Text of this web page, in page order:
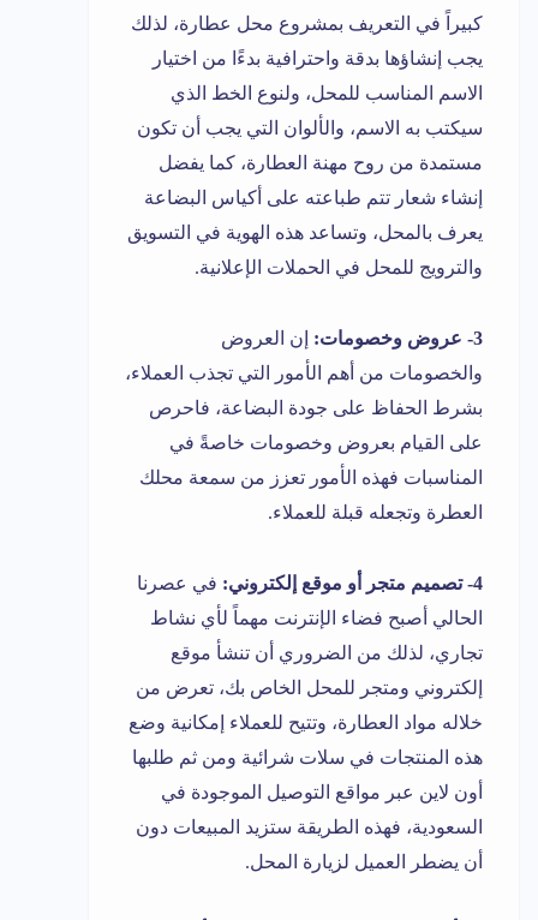
كبيراً في التعريف بمشروع محل عطارة، لذلك
يجب إنشاؤها بدقة واحترافية بدءًا من اختيار
الاسم المناسب للمحل، ولنوع الخط الذي
سيكتب به الاسم، والألوان التي يجب أن تكون
مستمدة من روح مهنة العطارة، كما يفضل
إنشاء شعار تتم طباعته على أكياس البضاعة
يعرف بالمحل، وتساعد هذه الهوية في التسويق
والترويج للمحل في الحملات الإعلانية.
3- عروض وخصومات:
إن العروض
والخصومات من أهم الأمور التي تجذب العملاء،
بشرط الحفاظ على جودة البضاعة، فاحرص
على القيام بعروض وخصومات خاصةً في
المناسبات فهذه الأمور تعزز من سمعة محلك
العطرة وتجعله قبلة للعملاء.
4- تصميم متجر أو موقع إلكتروني:
في عصرنا
الحالي أصبح فضاء الإنترنت مهماً لأي نشاط
تجاري، لذلك من الضروري أن تنشأ موقع
إلكتروني ومتجر للمحل الخاص بك، تعرض من
خلاله مواد العطارة، وتتيح للعملاء إمكانية وضع
هذه المنتجات في سلات شرائية ومن ثم طلبها
أون لاين عبر مواقع التوصيل الموجودة في
السعودية، فهذه الطريقة ستزيد المبيعات دون
أن يضطر العميل لزيارة المحل.